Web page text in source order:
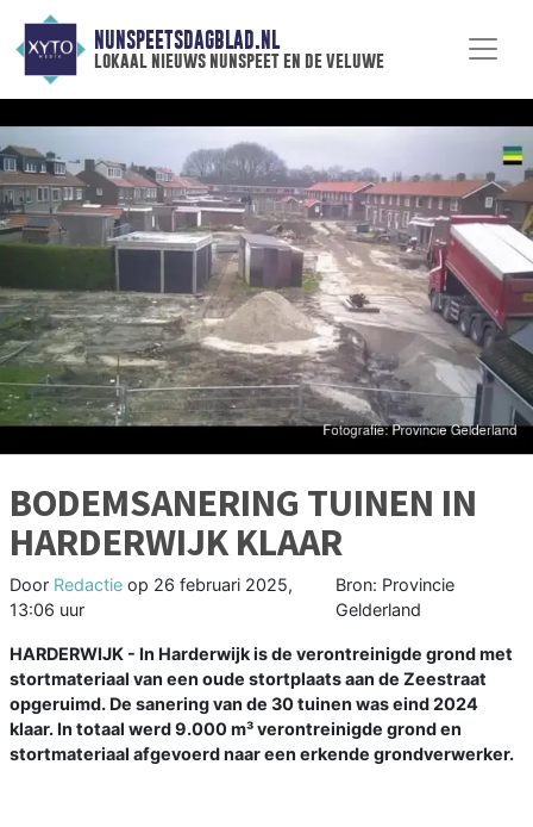
NUNSPEETSDAGBLAD.NL
lokaal nieuws nunspeet en de veluwe
BODEMSANERING TUINEN IN
HARDERWIJK KLAAR
Door Redactie op 26 februari 2025,
13:06 uur
Bron: Provincie
Gelderland
HARDERWIJK - In Harderwijk is de verontreinigde grond met
stortmateriaal van een oude stortplaats aan de Zeestraat
opgeruimd. De sanering van de 30 tuinen was eind 2024
klaar. In totaal werd 9.000 m³ verontreinigde grond en
stortmateriaal afgevoerd naar een erkende grondverwerker.